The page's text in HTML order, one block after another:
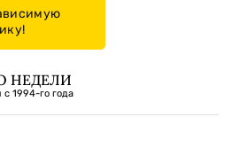
НЕДЕЛИ
1994-го года